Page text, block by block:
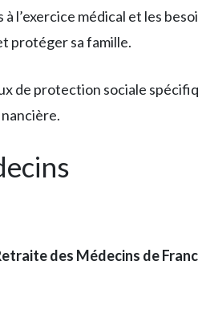
l’exercice médical et les
protéger sa famille.
de protection sociale
des Médecins de